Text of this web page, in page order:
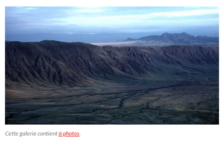
Cette galerie contient6 photos.